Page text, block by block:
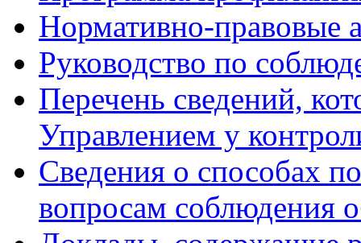
Нормативно-правовые
Руководство по
Перечень сведений,
Управлением у
Сведения о способах
вопросам соблюдения